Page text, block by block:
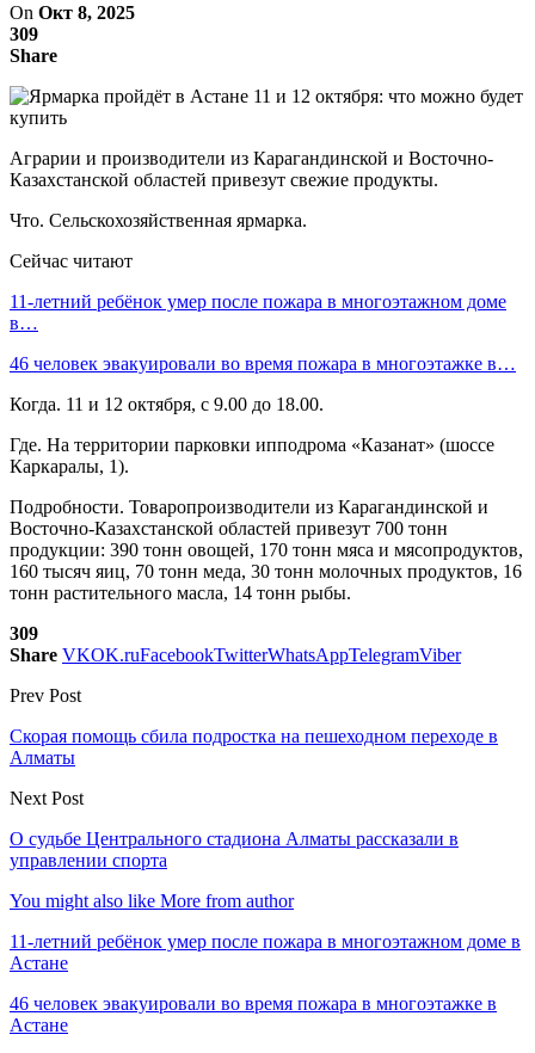
On Окт 8, 2025
309
Share
Аграрии и производители из Карагандинской и Восточно-
Казахстанской областей привезут свежие продукты.
Что. Сельскохозяйственная ярмарка.
Сейчас читают
11-летний ребёнок умер после пожара в многоэтажном доме
в…
46 человек эвакуировали во время пожара в многоэтажке в…
Когда. 11 и 12 октября, с 9.00 до 18.00.
Где. На территории парковки ипподрома «Казанат» (шоссе
Каркаралы, 1).
Подробности. Товаропроизводители из Карагандинской и
Восточно-Казахстанской областей привезут 700 тонн
продукции: 390 тонн овощей, 170 тонн мяса и мясопродуктов,
160 тысяч яиц, 70 тонн меда, 30 тонн молочных продуктов, 16
тонн растительного масла, 14 тонн рыбы.
309
Share VKOK.ruFacebookTwitterWhatsAppTelegramViber
Prev Post
Скорая помощь сбила подростка на пешеходном переходе в
Алматы
Next Post
О судьбе Центрального стадиона Алматы рассказали в
управлении спорта
You might also like More from author
11-летний ребёнок умер после пожара в многоэтажном доме в
Астане
46 человек эвакуировали во время пожара в многоэтажке в
Астане